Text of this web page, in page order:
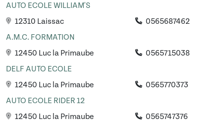
AUTO ECOLE WILLIAM'S
12310 Laissac
0565687462
A.M.C. FORMATION
12450 Luc la Primaube
0565715038
DELF AUTO ECOLE
12450 Luc la Primaube
0565770373
AUTO ECOLE RIDER 12
12450 Luc la Primaube
0565747376